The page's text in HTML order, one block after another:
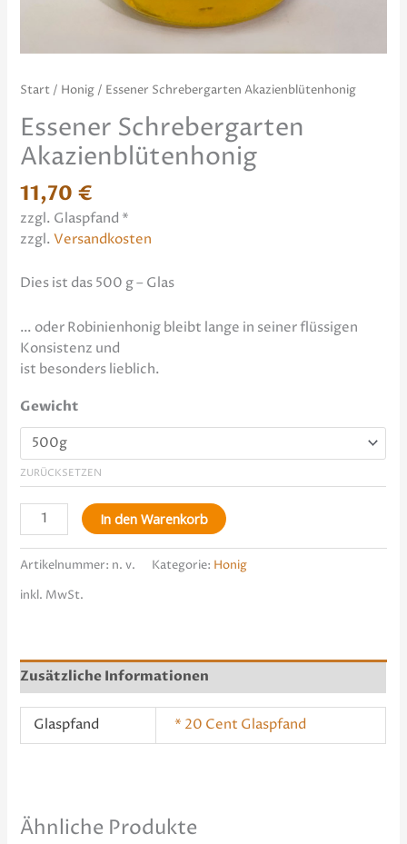
Start / Honig / Essener Schrebergarten Akazienblütenhonig
Essener Schrebergarten
Akazienblütenhonig
11,70 €
zzgl. Glaspfand *
zzgl.Versandkosten
Dies ist das 500 g – Glas
… oder Robinienhonig bleibt lange in seiner flüssigen
Konsistenz und
ist besonders lieblich.
Gewicht
ZURÜCKSETZEN
In den Warenkorb
Artikelnummer: n. v. Kategorie: Honig
inkl. MwSt.
Zusätzliche Informationen
Glaspfand * 20 Cent Glaspfand
Ähnliche Produkte